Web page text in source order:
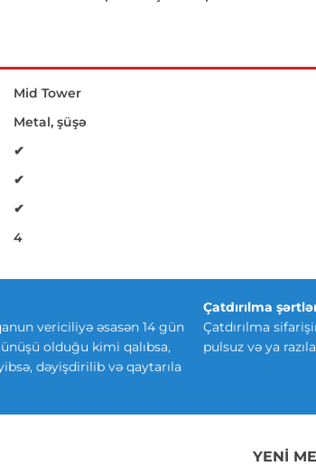
Mid Tower
Metal, şüşə
✔
✔
✔
4
vericiliyə əsasən 14 gün
olduğu kimi qalıbsa,
dəyişdirilib və qaytarıla
Çatdırılma
Çatdırılma
pulsuz və ya
YENI